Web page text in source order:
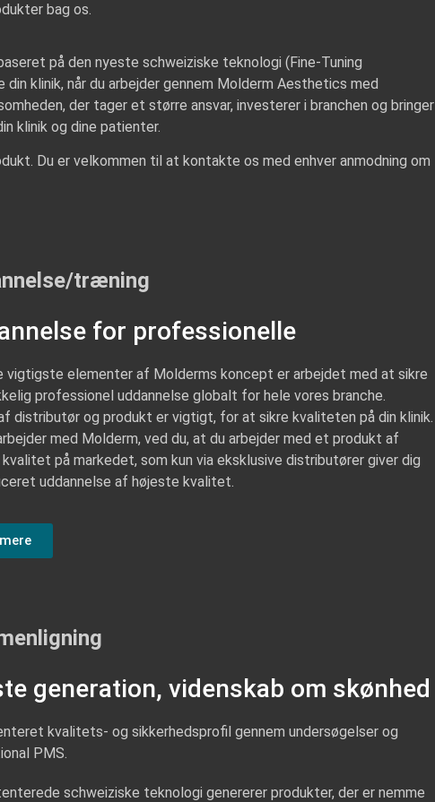
bag os.
på den nyeste schweiziske teknologi (Fine-Tuning
klinik, når du arbejder gennem Molderm Aesthetics med
der tager et større ansvar, investerer i branchen og bringer
klinik og dine patienter.
Du er velkommen til at kontakte os med enhver anmodning om
træning
for professionelle
vigtigste elementer af Molderms koncept er arbejdet med at sikre
professionel uddannelse globalt for hele vores branche.
distributør og produkt er vigtigt, for at sikre kvaliteten på din klinik.
med Molderm, ved du, at du arbejder med et produkt af
på markedet, som kun via eksklusive distributører giver dig
uddannelse af højeste kvalitet.
generation, videnskab om skønhed
kvalitets- og sikkerhedsprofil gennem undersøgelser og
PMS.
schweiziske teknologi genererer produkter, der er nemme